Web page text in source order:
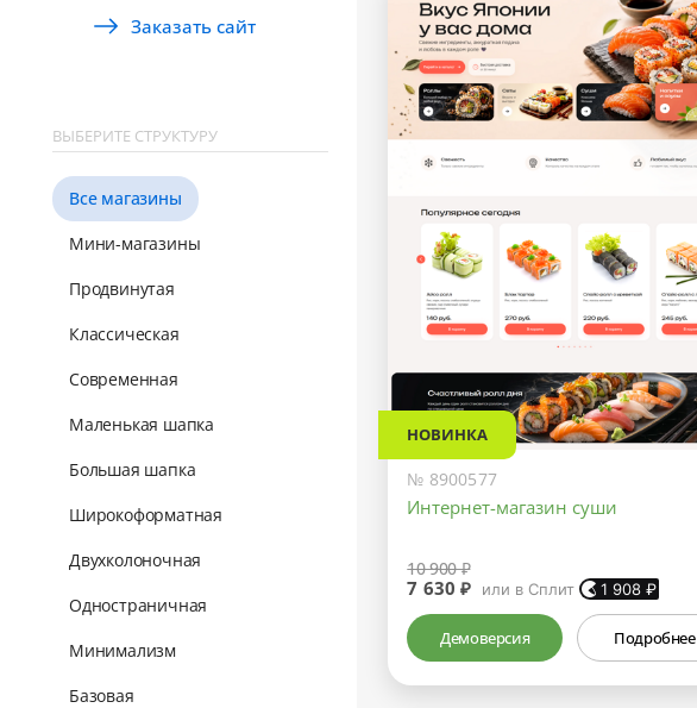
Заказать сайт
ВЫБЕРИТЕ СТРУКТУРУ
Все магазины
Мини-магазины
Продвинутая
Классическая
Современная
Маленькая шапка
Большая шапка
Широкоформатная
Двухколоночная
Одностраничная
Минимализм
Базовая
НОВИНКА
№ 8900577
Интернет-магазин суши
10 900 ₽
7 630 ₽ или в Сплит 1 908₽
Демоверсия Подробнее